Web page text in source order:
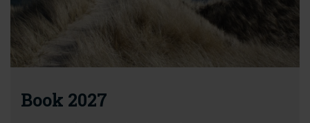
Book 2027